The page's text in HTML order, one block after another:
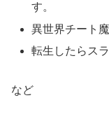
す。
異世界チート
転生したらス
など